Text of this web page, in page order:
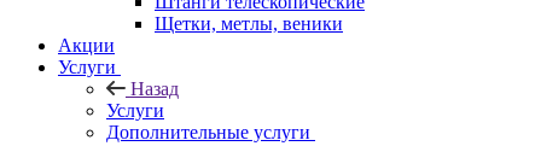
Щетки, метлы, веники
Акции
Услуги
Назад
Услуги
Дополнительные услуги